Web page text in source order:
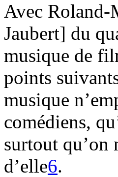
Avec Roland-
Jaubert] du
musique de
points
musique
comédiens,
surtout qu’on
d’elle6.